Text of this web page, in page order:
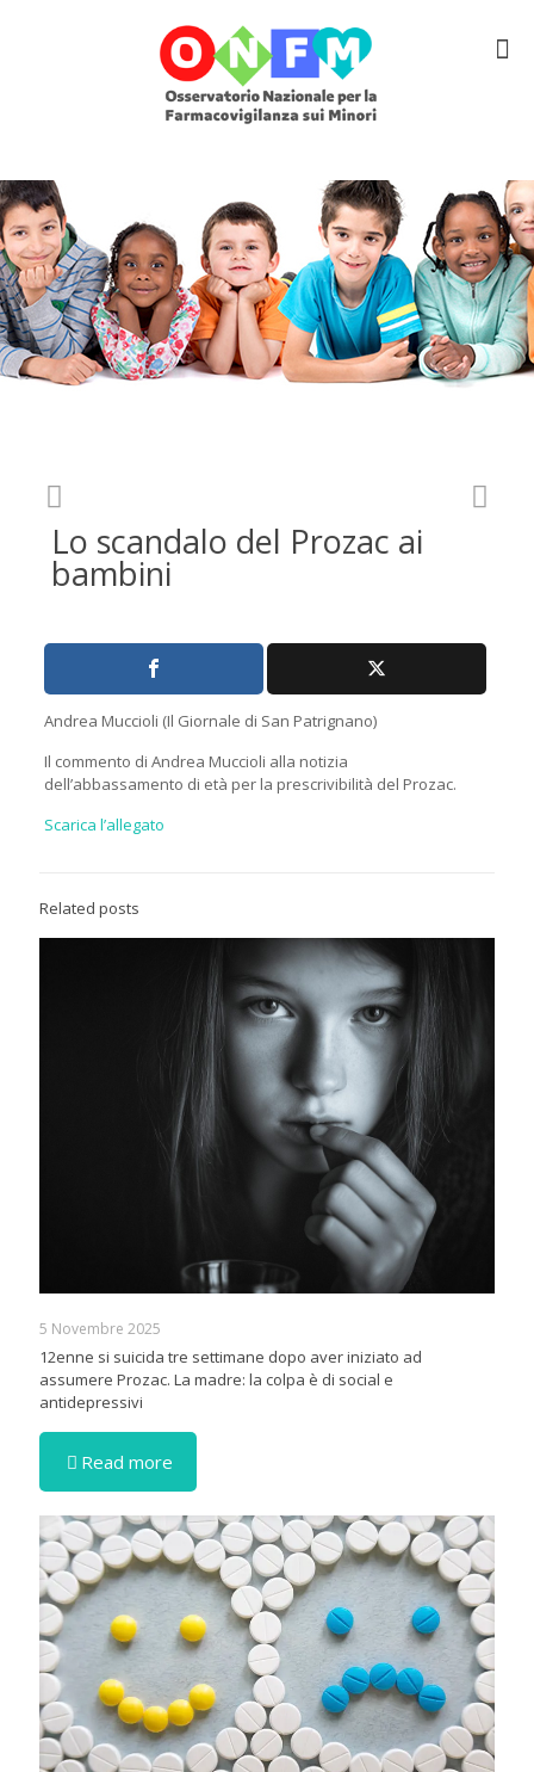
Lo scandalo del Prozac ai
bambini
Andrea Muccioli (Il Giornale di San Patrignano)
Il commento di Andrea Muccioli alla notizia
dell’abbassamento di età per la prescrivibilità del Prozac.
Scarica l’allegato
Related posts
5 Novembre 2025
12enne si suicida tre settimane dopo aver iniziato ad
assumere Prozac. La madre: la colpa è di social e
antidepressivi
Read more